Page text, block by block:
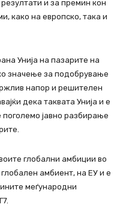
и за премин кон
како на европско, така и
Унија на пазарите на
значење за подобрување
напор и решителен
дека таквата Унија и е
јавно разбирање
глобални амбиции во
амбиент, на ЕУ и е
меѓународни